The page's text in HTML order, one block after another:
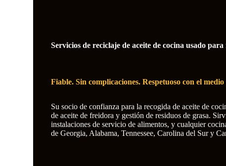
Servicios de reciclaje de aceite de cocina usado
Fiable. Sin complicaciones. Respetuoso con el
Su socio de confianza para la recogida de aceite de
de aceite de freidora y gestión de residuos de grasa.
instalaciones de servicio de alimentos, y cualquier
de Georgia, Alabama, Tennessee, Carolina del Sur y